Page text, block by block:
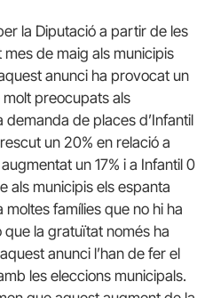
la Diputació a partir de les
de maig als municipis
anunci ha provocat un
preocupats als
demanda de places d’Infantil
un 20% en relació a
un 17% i a Infantil 0
als municipis els espanta
famílies que no hi ha
que la gratuïtat només ha
anunci l’han de fer el
les eleccions municipals.